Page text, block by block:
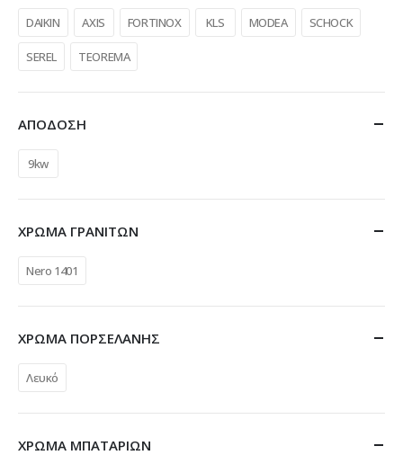
DAIKIN AXIS FORTINOX KLS MODEA SCHOCK
SEREL TEOREMA
ΑΠΟΔΟΣΗ
9kw
ΧΡΩΜΑ ΓΡΑΝΙΤΩΝ
Nero 1401
ΧΡΩΜΑ ΠΟΡΣΕΛΑΝΗΣ
Λευκό
ΧΡΩΜΑ ΜΠΑΤΑΡΙΩΝ